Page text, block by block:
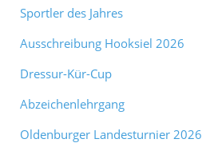
Sportler des Jahres
Ausschreibung Hooksiel 2026
Dressur-Kür-Cup
Abzeichenlehrgang
Oldenburger Landesturnier 2026